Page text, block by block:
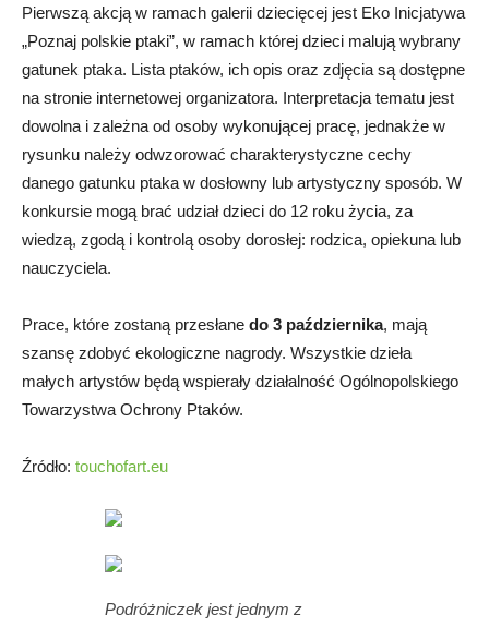
Pierwszą akcją w ramach galerii dziecięcej jest Eko Inicjatywa
„Poznaj polskie ptaki”, w ramach której dzieci malują wybrany
gatunek ptaka. Lista ptaków, ich opis oraz zdjęcia są dostępne
na stronie internetowej organizatora. Interpretacja tematu jest
dowolna i zależna od osoby wykonującej pracę, jednakże w
rysunku należy odwzorować charakterystyczne cechy
danego gatunku ptaka w dosłowny lub artystyczny sposób. W
konkursie mogą brać udział dzieci do 12 roku życia, za
wiedzą, zgodą i kontrolą osoby dorosłej: rodzica, opiekuna lub
nauczyciela.
Prace, które zostaną przesłane do 3 października, mają
szansę zdobyć ekologiczne nagrody. Wszystkie dzieła
małych artystów będą wspierały działalność Ogólnopolskiego
Towarzystwa Ochrony Ptaków.
Źródło: touchofart.eu
Podróżniczek jest jednym z